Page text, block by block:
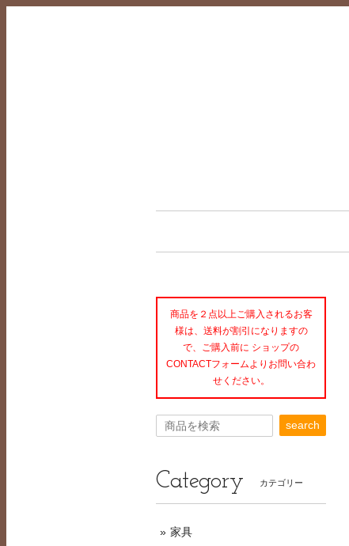
商品を２点以上ご購入されるお客
様は、送料が割引になりますの
で、ご購入前に ショップの
CONTACTフォームよりお問い合わ
せください。
search
Category カテゴリー
家具